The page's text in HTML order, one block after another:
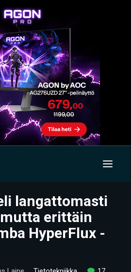
langattomasti
erittäin
HyperFlux -